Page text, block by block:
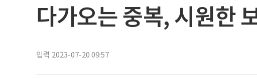
다가오는 중복, 시원한
입력 2023-07-20 09:57